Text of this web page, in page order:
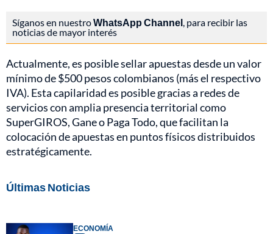
Síganos en nuestroWhatsApp Channel, para recibir las
noticias de mayor interés
Actualmente, es posible sellar apuestas desde un valor
mínimo de $500 pesos colombianos (más el respectivo
IVA). Esta capilaridad es posible gracias a redes de
servicios con amplia presencia territorial como
SuperGIROS, Gane o Paga Todo, que facilitan la
colocación de apuestas en puntos físicos distribuidos
estratégicamente.
Últimas Noticias
ECONOMÍA